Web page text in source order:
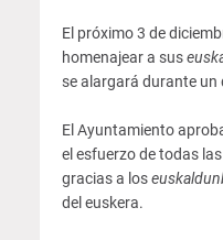
El próximo 3 de
homenajear a sus
se alargará durante un
El Ayuntamiento
el esfuerzo de todas
gracias a los
del euskera.